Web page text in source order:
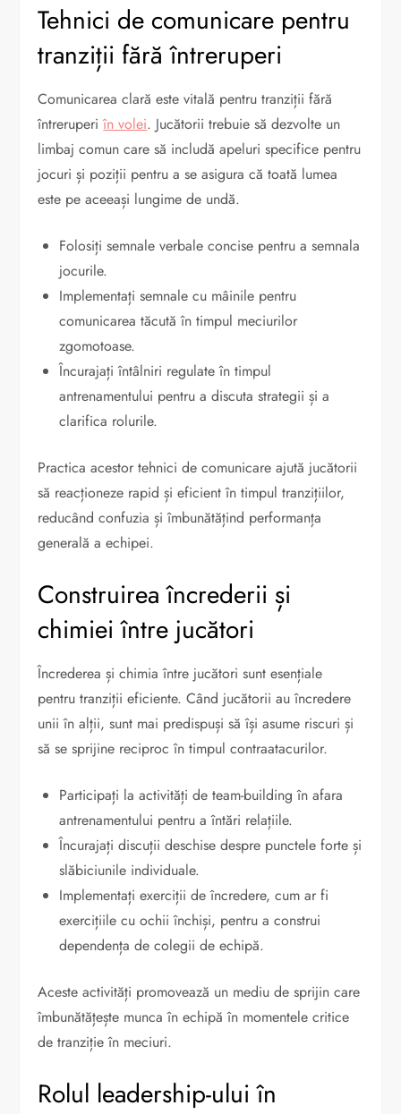
Tehnici de comunicare pentru
tranziții fără întreruperi
Comunicarea clară este vitală pentru tranziții fără
întreruperiîn volei. Jucătorii trebuie să dezvolte un
limbaj comun care să includă apeluri specifice pentru
jocuri și poziții pentru a se asigura că toată lumea
este pe aceeași lungime de undă.
Folosiți semnale verbale concise pentru a semnala
jocurile.
Implementați semnale cu mâinile pentru
comunicarea tăcută în timpul meciurilor
zgomotoase.
Încurajați întâlniri regulate în timpul
antrenamentului pentru a discuta strategii și a
clarifica rolurile.
Practica acestor tehnici de comunicare ajută jucătorii
să reacționeze rapid și eficient în timpul tranzițiilor,
reducând confuzia și îmbunătățind performanța
generală a echipei.
Construirea încrederii și
chimiei între jucători
Încrederea și chimia între jucători sunt esențiale
pentru tranziții eficiente. Când jucătorii au încredere
unii în alții, sunt mai predispuși să își asume riscuri și
să se sprijine reciproc în timpul contraatacurilor.
Participați la activități de team-building în afara
antrenamentului pentru a întări relațiile.
Încurajați discuții deschise despre punctele forte și
slăbiciunile individuale.
Implementați exerciții de încredere, cum ar fi
exercițiile cu ochii închiși, pentru a construi
dependența de colegii de echipă.
Aceste activități promovează un mediu de sprijin care
îmbunătățește munca în echipă în momentele critice
de tranziție în meciuri.
Rolul leadership-ului în